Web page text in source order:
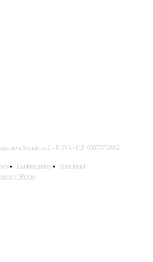
Sociale a r.l. - P. IVA / C.F. 03075750962
Cookies policy
Note legali
Milano